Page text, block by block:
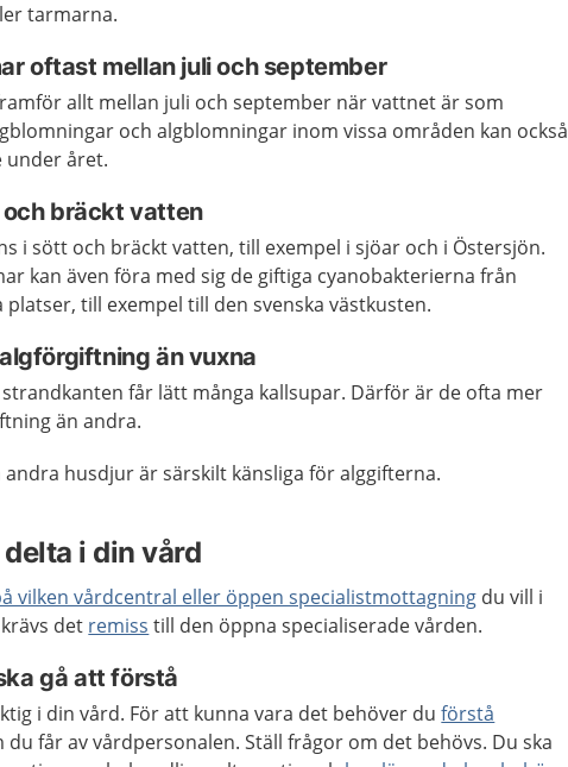
tarmarna.
oftast mellan juli och september
allt mellan juli och september när vattnet är som
och algblomningar inom vissa områden kan också
under året.
bräckt vatten
i sött och bräckt vatten, till exempel i sjöar och i Östersjön.
kan även föra med sig de giftiga cyanobakterierna från
till exempel till den svenska västkusten.
än vuxna
får lätt många kallsupar. Därför är de ofta mer
än andra.
husdjur är särskilt känsliga för alggifterna.
i din vård
vilken vårdcentral eller öppen specialistmottagning du vill i
det remiss till den öppna specialiserade vården.
gå att förstå
i din vård. För att kunna vara det behöver duförstå
du får av vårdpersonalen. Ställ frågor om det behövs. Du ska